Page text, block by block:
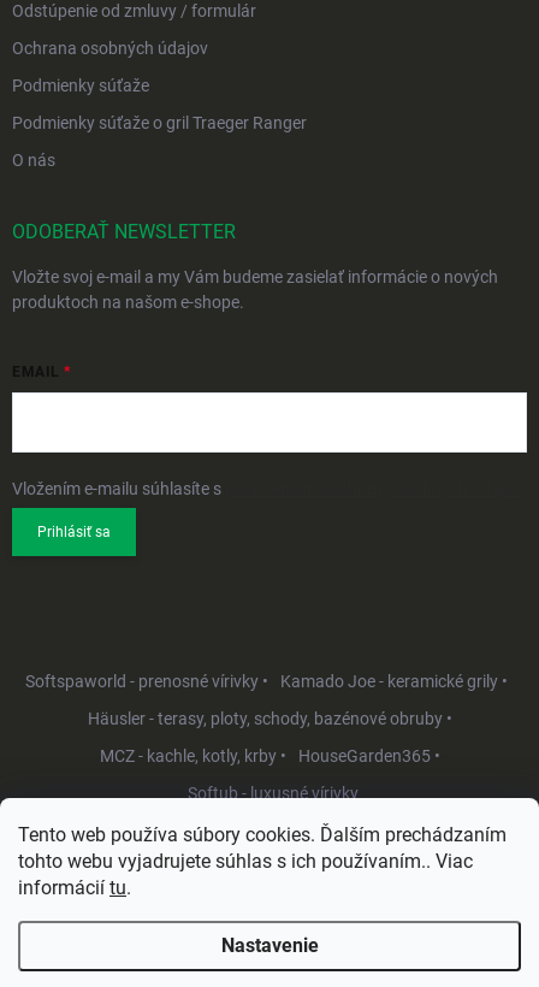
Tento web používa súbory cookies. Ďalším prechádzaním
tohto webu vyjadrujete súhlas s ich používaním.. Viac
informácií tu.
Nastavenie
Odstúpenie od zmluvy / formulár
Ochrana osobných údajov
Podmienky súťaže
Podmienky súťaže o gril Traeger Ranger
O nás
ODOBERAŤ NEWSLETTER
Vložte svoj e-mail a my Vám budeme zasielať informácie o nových
produktoch na našom e-shope.
EMAIL
Vložením e-mailu súhlasíte s
Prihlásiť sa
Softspaworld - prenosné vírivky •
Kamado Joe - keramické grily •
Häusler - terasy, ploty, schody, bazénové obruby •
MCZ - kachle, kotly, krby •
HouseGarden365 •
Softub - luxusné vírivky